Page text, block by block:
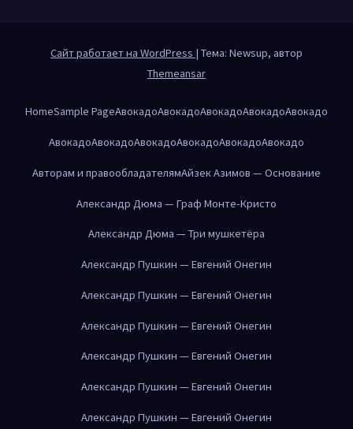
Сайт работает на WordPress | Тема: Newsup, автор
Themeansar
HomeSample PageАвокадоАвокадоАвокадоАвокадоАвокадо
АвокадоАвокадоАвокадоАвокадоАвокадоАвокадо
Авторам и правообладателямАйзек Азимов — Основание
Александр Дюма — Граф Монте-Кристо
Александр Дюма — Три мушкетёра
Александр Пушкин — Евгений Онегин
Александр Пушкин — Евгений Онегин
Александр Пушкин — Евгений Онегин
Александр Пушкин — Евгений Онегин
Александр Пушкин — Евгений Онегин
Александр Пушкин — Евгений Онегин